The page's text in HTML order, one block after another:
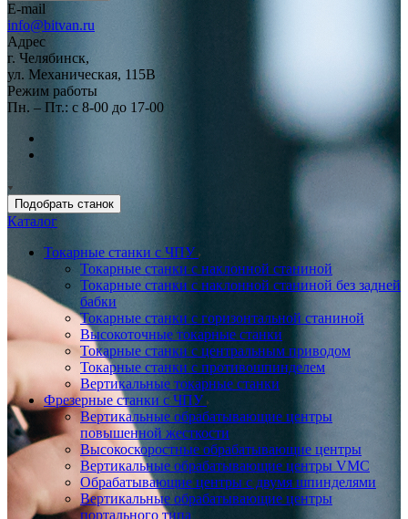
E-mail
info@bitvan.ru
Адрес
г. Челябинск,
ул. Механическая, 115В
Режим работы
Пн. – Пт.: с 8-00 до 17-00
Подобрать станок
Каталог
Токарные станки с ЧПУ
Токарные станки с наклонной станиной
Токарные станки с наклонной станиной без задней
бабки
Токарные станки с горизонтальной станиной
Высокоточные токарные станки
Токарные станки с центральным приводом
Токарные станки с противошпинделем
Вертикальные токарные станки
Фрезерные станки с ЧПУ
Вертикальные обрабатывающие центры
повышенной жесткости
Высокоскоростные обрабатывающие центры
Вертикальные обрабатывающие центры VMC
Обрабатывающие центры с двумя шпинделями
Вертикальные обрабатывающие центры
портального типа